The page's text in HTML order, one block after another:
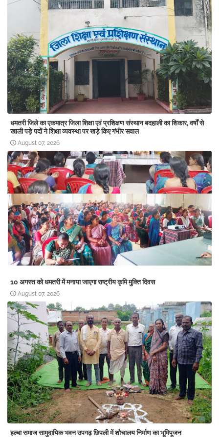
धमतरी जिले का एकमात्र जिला शिक्षा एवं प्रशिक्षण संस्थान बदहाली का शिकार, वर्षों से
खाली पड़े पदों ने शिक्षा व्यवस्था पर खड़े किए गंभीर सवाल
August 07, 2026
10 अगस्त को धमतरी में मनाया जाएगा राष्ट्रीय कृमि मुक्ति दिवस
August 07, 2026
हल्बा समाज सामुदायिक भवन उपगढ़ छिपली में शौचालय निर्माण का भूमिपूजन